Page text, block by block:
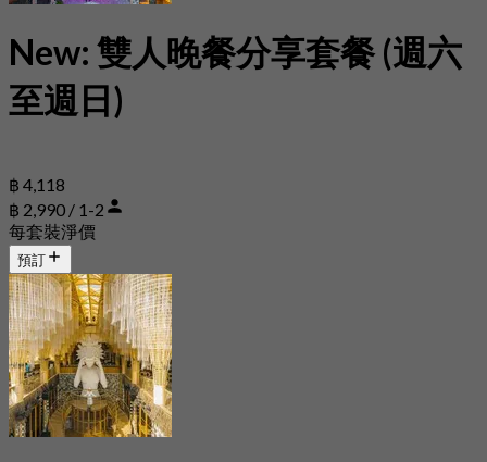
New: 雙人晚餐分享套餐 (週六
至週日)
฿ 4,118
฿ 2,990 / 1-2
每套裝淨價
預訂